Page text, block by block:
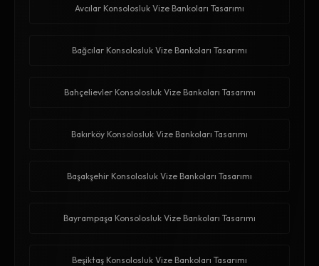
Avcılar Konsolosluk Vize Bankoları Tasarımı
Bağcılar Konsolosluk Vize Bankoları Tasarımı
Bahçelievler Konsolosluk Vize Bankoları Tasarımı
Bakırköy Konsolosluk Vize Bankoları Tasarımı
Başakşehir Konsolosluk Vize Bankoları Tasarımı
Bayrampaşa Konsolosluk Vize Bankoları Tasarımı
Beşiktaş Konsolosluk Vize Bankoları Tasarımı